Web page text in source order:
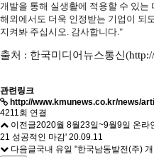
개발을 통해 실생활에 적용할 수 있는
해외에서도 더욱 인정받는 기업이 되
지켜봐 주십시오. 감사합니다."
출처 : 한국미디어뉴스통신(
관련링크
http://www.kmunews.co.kr/news/
4211회 연결
이전글2020월 8월23일~9월9일 온라
21 성공적인 마감' 20.09.11
다음글국내 유일 "한국남동발전(주)